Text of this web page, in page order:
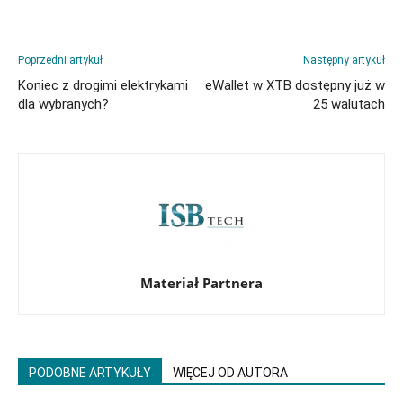
Poprzedni artykuł
Koniec z drogimi elektrykami
dla wybranych?
Następny artykuł
eWallet w XTB dostępny już w
25 walutach
Materiał Partnera
PODOBNE ARTYKUŁY WIĘCEJ OD AUTORA